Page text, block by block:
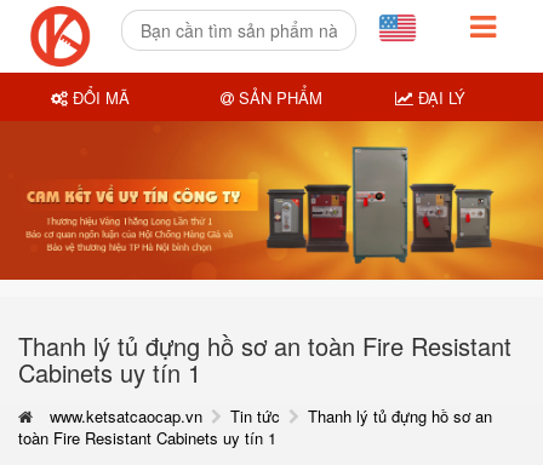
Thanh lý tủ đựng hồ sơ an toàn Fire Resistant
Cabinets uy tín 1
www.ketsatcaocap.vn Tin tức
Thanh lý tủ đựng hồ sơ an
toàn Fire Resistant Cabinets uy tín 1
ĐỔI MÃ SẢN PHẨM ĐẠI LÝ